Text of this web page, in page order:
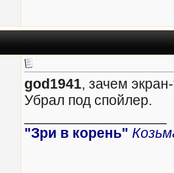
god1941, зачем
Убрал под спойлер.
"Зри в корень"